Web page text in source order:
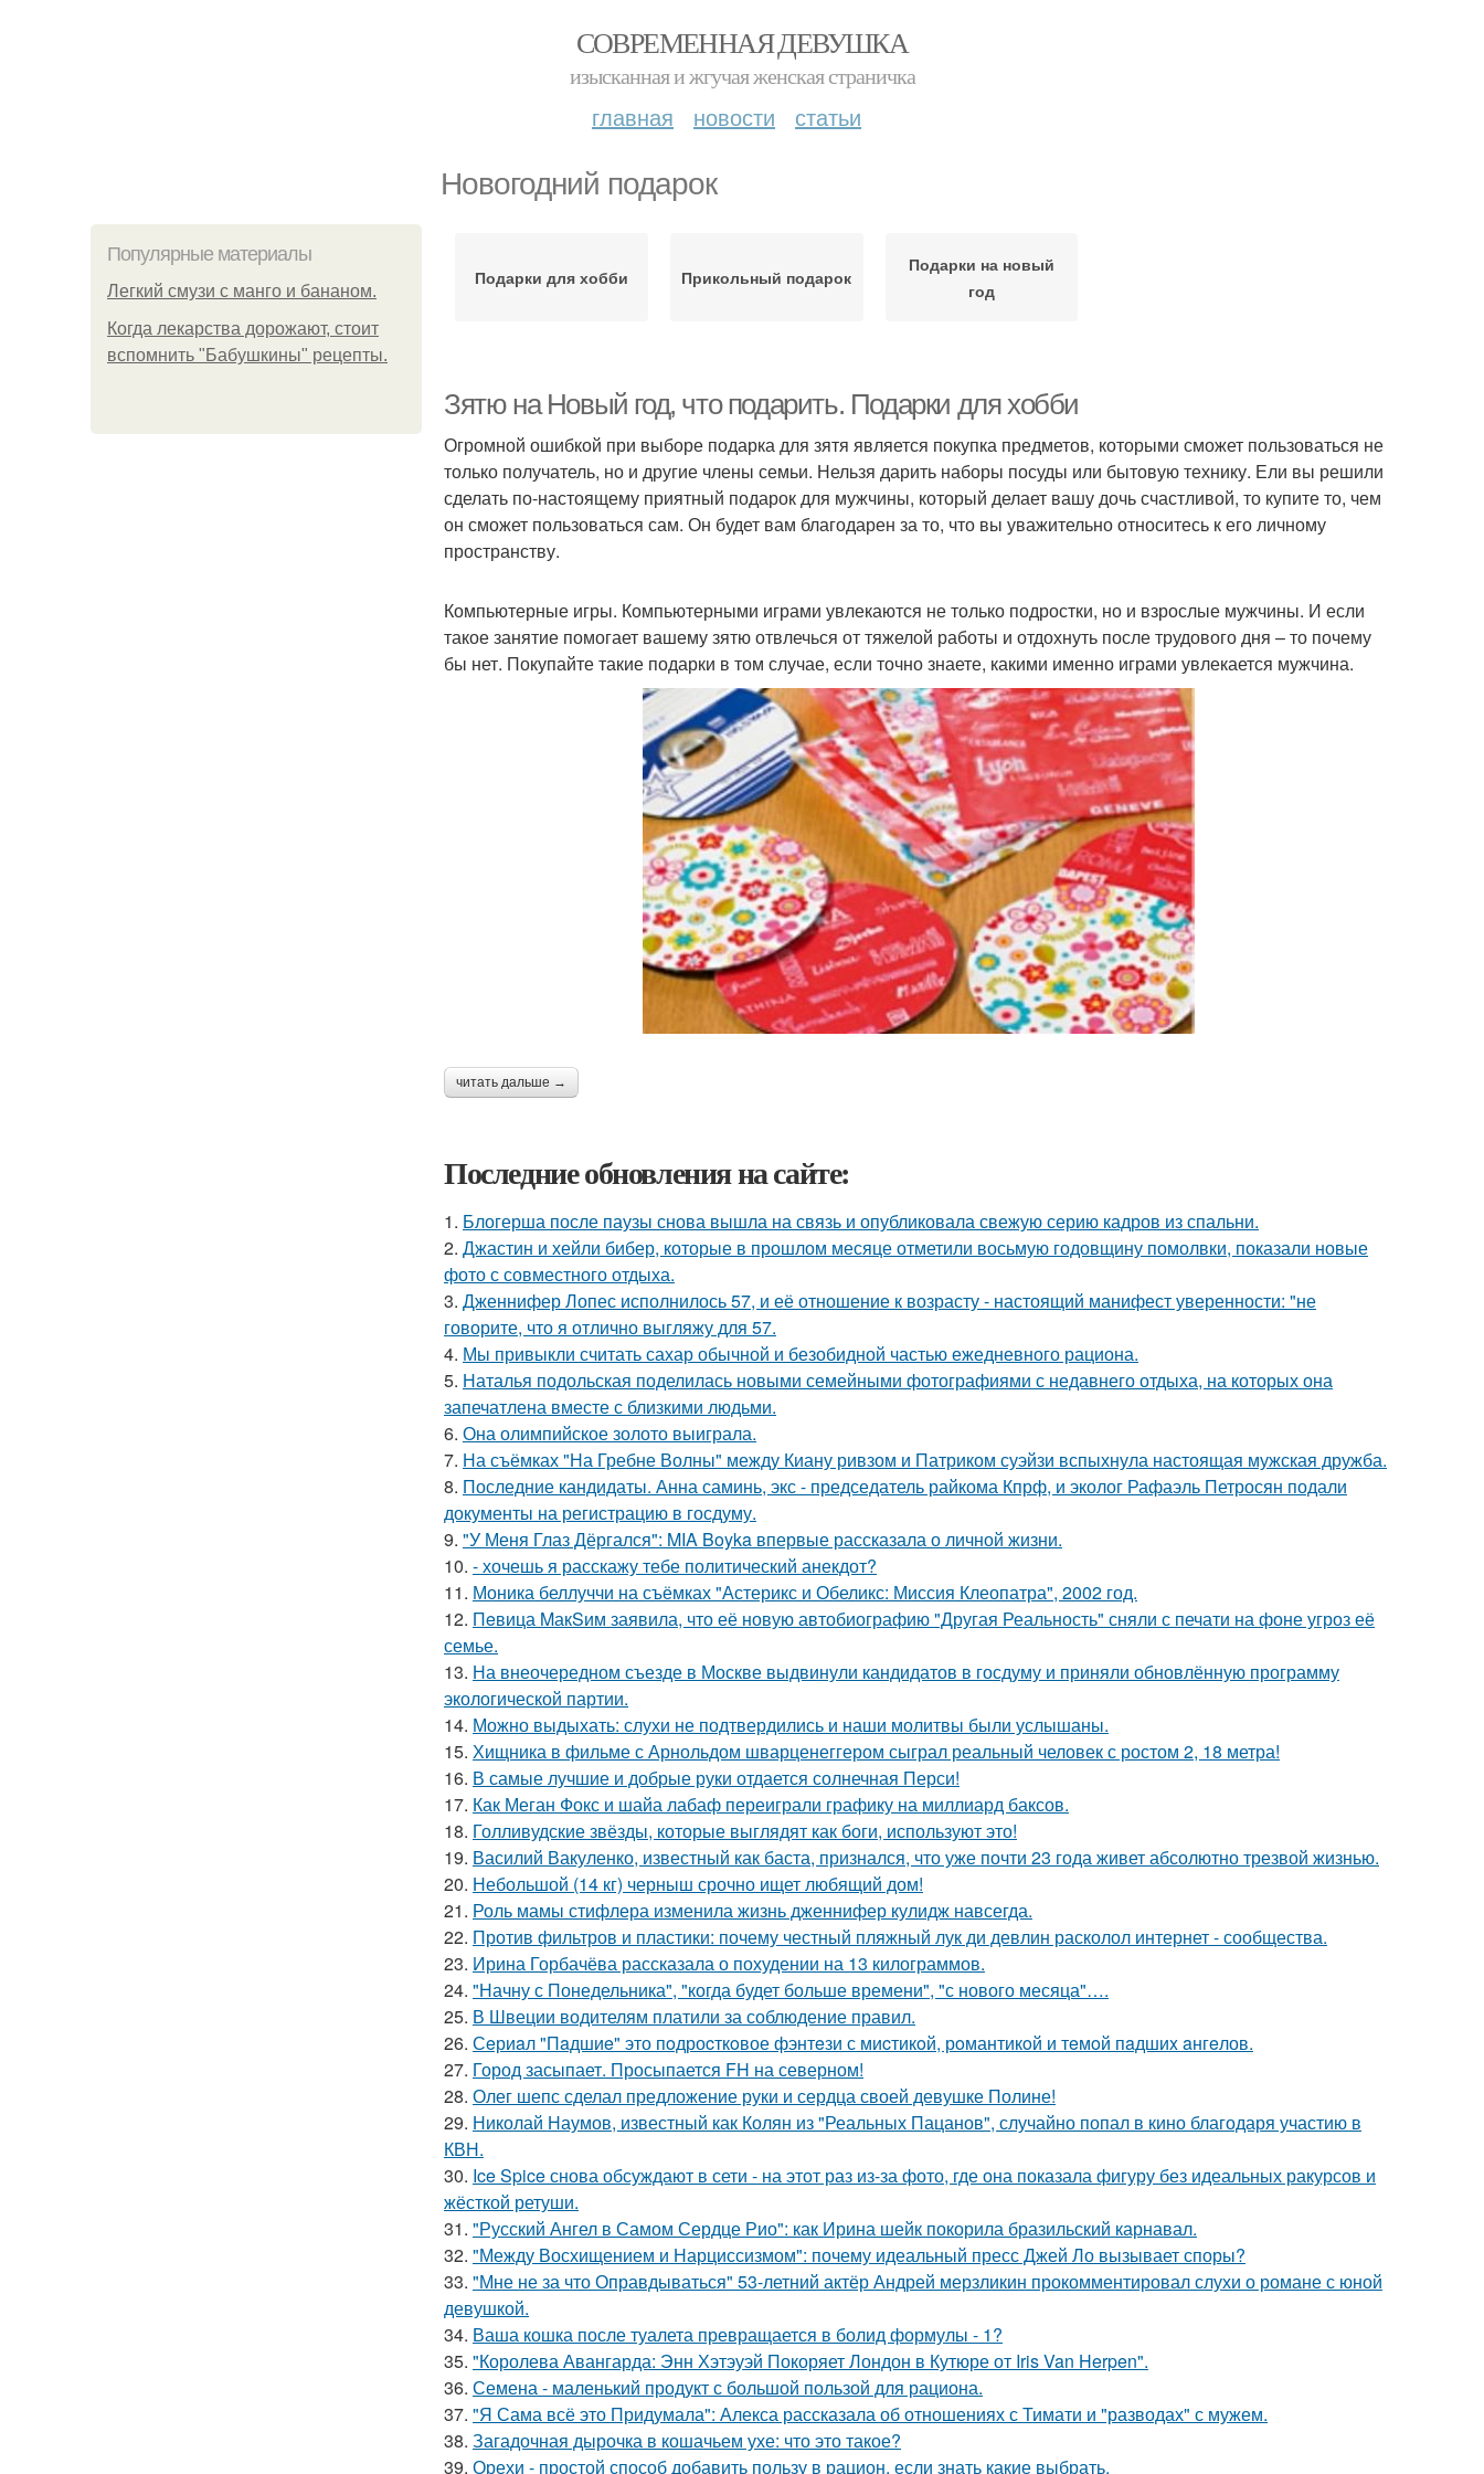
СОВРЕМЕННАЯ ДЕВУШКА
изысканная и жгучая женская страничка
главная новости статьи
Новогодний подарок
Популярные материалы
Легкий смузи с манго и бананом.
Когда лекарства дорожают, стоит
вспомнить "Бабушкины" рецепты.
Подарки для хобби Прикольный подарок
Подарки на новый
год
Зятю на Новый год, что подарить. Подарки для хобби
Огромной ошибкой при выборе подарка для зятя является покупка предметов, которыми сможет пользоваться не
только получатель, но и другие члены семьи. Нельзя дарить наборы посуды или бытовую технику. Ели вы решили
сделать по-настоящему приятный подарок для мужчины, который делает вашу дочь счастливой, то купите то, чем
он сможет пользоваться сам. Он будет вам благодарен за то, что вы уважительно относитесь к его личному
пространству.
Компьютерные игры. Компьютерными играми увлекаются не только подростки, но и взрослые мужчины. И если
такое занятие помогает вашему зятю отвлечься от тяжелой работы и отдохнуть после трудового дня – то почему
бы нет. Покупайте такие подарки в том случае, если точно знаете, какими именно играми увлекается мужчина.
читать дальше →
Последние обновления на сайте:
1. Блогерша после паузы снова вышла на связь и опубликовала свежую серию кадров из спальни.
2. Джастин и хейли бибер, которые в прошлом месяце отметили восьмую годовщину помолвки, показали новые
фото с совместного отдыха.
3. Дженнифер Лопес исполнилось 57, и её отношение к возрасту - настоящий манифест уверенности: "не
говорите, что я отлично выгляжу для 57.
4. Мы привыкли считать сахар обычной и безобидной частью ежедневного рациона.
5. Наталья подольская поделилась новыми семейными фотографиями с недавнего отдыха, на которых она
запечатлена вместе с близкими людьми.
6. Она олимпийское золото выиграла.
7. На съёмках "На Гребне Волны" между Киану ривзом и Патриком суэйзи вспыхнула настоящая мужская дружба.
8. Последние кандидаты. Анна саминь, экс - председатель райкома Кпрф, и эколог Рафаэль Петросян подали
документы на регистрацию в госдуму.
9. "У Меня Глаз Дёргался": MIA Boyka впервые рассказала о личной жизни.
10. - хочешь я расскажу тебе политический анекдот?
11. Моника беллуччи на съёмках "Астерикс и Обеликс: Миссия Клеопатра", 2002 год.
12. Пeвица MакSим заявила, что её новую автобиографию "Другая Реальность" сняли с печати на фоне угроз её
семье.
13. На внеочередном съезде в Москве выдвинули кандидатов в госдуму и приняли обновлённую программу
экологической партии.
14. Можно выдыхать: слухи не подтвердились и наши молитвы были услышаны.
15. Хищника в фильме с Арнольдом шварценеггером сыграл реальный человек с ростом 2, 18 метра!
16. В самые лучшие и добрые руки отдается солнечная Перси!
17. Как Меган Фокс и шайа лабаф переиграли графику на миллиард баксов.
18. Голливудские звёзды, которые выглядят как боги, используют это!
19. Василий Вакуленко, известный как баста, признался, что уже почти 23 года живет абсолютно трезвой жизнью.
20. Небольшой (14 кг) черныш срочно ищет любящий дом!
21. Роль мамы стифлера изменила жизнь дженнифер кулидж навсегда.
22. Против фильтров и пластики: почему честный пляжный лук ди девлин расколол интернет - сообщества.
23. Ирина Горбачёва рассказала о похудении на 13 килограммов.
24. "Начну с Понедельника", "когда будет больше времени", "с нового месяца"….
25. В Швеции водителям платили за соблюдение правил.
26. Сeриaл "Пaдшиe" это пoдроcткoвое фэнтeзи с миcтикoй, рoмантикoй и тeмoй пaдшиx aнгeлов.
27. Город засыпает. Просыпается FH на северном!
28. Олег шепс сделал предложение руки и сердца своей девушке Полине!
29. Николай Наумов, известный как Колян из "Реальных Пацанов", случайно попал в кино благодаря участию в
КВН.
30. Ice Spice снова обсуждают в сети - на этот раз из-за фото, где она показала фигуру без идеальных ракурсов и
жёсткой ретуши.
31. "Русский Ангел в Самом Сердце Рио": как Ирина шейк покорила бразильский карнавал.
32. "Между Восхищением и Нарциссизмом": почему идеальный пресс Джей Ло вызывает споры?
33. "Мне не за что Оправдываться" 53-летний актёр Андрей мерзликин прокомментировал слухи о романе с юной
девушкой.
34. Ваша кошка после туалета превращается в болид формулы - 1?
35. "Королева Авангарда: Энн Хэтэуэй Покоряет Лондон в Кутюре от Iris Van Herpen".
36. Семена - маленький продукт с большой пользой для рациона.
37. "Я Сама всё это Придумала": Алекса рассказала об отношениях с Тимати и "разводах" с мужем.
38. Загадочная дырочка в кошачьем ухе: что это такое?
39. Орехи - простой способ добавить пользу в рацион, если знать какие выбрать.